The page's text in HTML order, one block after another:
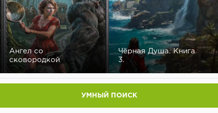
Ангел со
сковородкой
Чёрная Душа. Книга
3.
УМНЫЙ ПОИСК